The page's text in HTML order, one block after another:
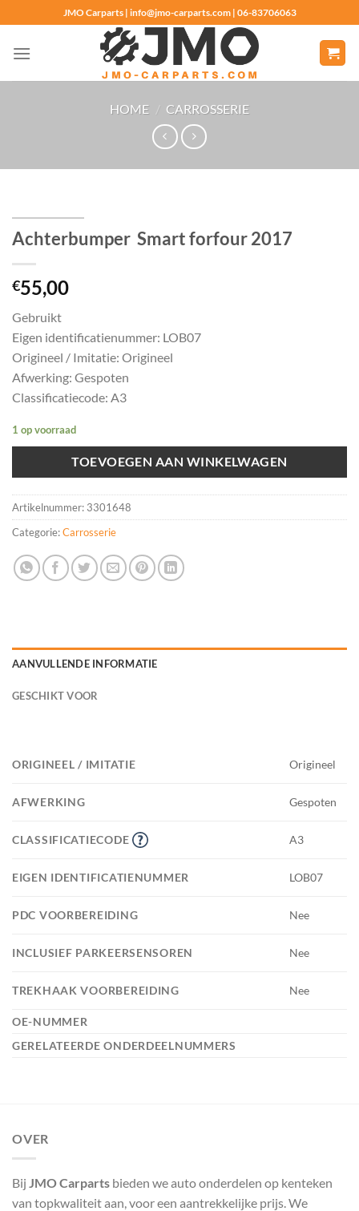
naar
inhoud
JMO Carparts | info@jmo-carparts.com | 06-83706063
HOME / CARROSSERIE
Achterbumper Smart forfour 2017
€55,00
Gebruikt
Eigen identificatienummer: LOB07
Origineel / Imitatie: Origineel
Afwerking: Gespoten
Classificatiecode: A3
1 op voorraad
TOEVOEGEN AAN WINKELWAGEN
Artikelnummer: 3301648
Categorie:Carrosserie
AANVULLENDE INFORMATIE
GESCHIKT VOOR
ORIGINEEL / IMITATIE Origineel
AFWERKING Gespoten
CLASSIFICATIECODE A3
EIGEN IDENTIFICATIENUMMER LOB07
PDC VOORBEREIDING Nee
INCLUSIEF PARKEERSENSOREN Nee
TREKHAAK VOORBEREIDING Nee
OE-NUMMER
GERELATEERDE ONDERDEELNUMMERS
OVER
Bij JMO Carparts bieden we auto onderdelen op kenteken
van topkwaliteit aan, voor een aantrekkelijke prijs. We